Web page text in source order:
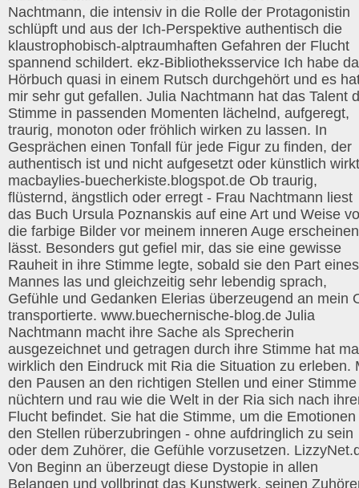
Nachtmann, die intensiv in die Rolle der Protagonistin
schlüpft und aus der Ich-Perspektive authentisch die
klaustrophobisch-alptraumhaften Gefahren der Flucht
spannend schildert. ekz-Bibliotheksservice Ich habe
Hörbuch quasi in einem Rutsch durchgehört und es
mir sehr gut gefallen. Julia Nachtmann hat das Talent
Stimme in passenden Momenten lächelnd, aufgeregt,
traurig, monoton oder fröhlich wirken zu lassen. In
Gesprächen einen Tonfall für jede Figur zu finden, der
authentisch ist und nicht aufgesetzt oder künstlich
macbaylies-buecherkiste.blogspot.de Ob traurig,
flüsternd, ängstlich oder erregt - Frau Nachtmann liest
das Buch Ursula Poznanskis auf eine Art und Weise
die farbige Bilder vor meinem inneren Auge erscheinen
lässt. Besonders gut gefiel mir, das sie eine gewisse
Rauheit in ihre Stimme legte, sobald sie den Part eines
Mannes las und gleichzeitig sehr lebendig sprach,
Gefühle und Gedanken Elerias überzeugend an mein
transportierte. www.buechernische-blog.de Julia
Nachtmann macht ihre Sache als Sprecherin
ausgezeichnet und getragen durch ihre Stimme hat
wirklich den Eindruck mit Ria die Situation zu erleben.
den Pausen an den richtigen Stellen und einer Stimme
nüchtern und rau wie die Welt in der Ria sich nach
Flucht befindet. Sie hat die Stimme, um die Emotionen
den Stellen rüberzubringen - ohne aufdringlich zu sein
oder dem Zuhörer, die Gefühle vorzusetzen.
Von Beginn an überzeugt diese Dystopie in allen
Belangen und vollbringt das Kunstwerk, seinen